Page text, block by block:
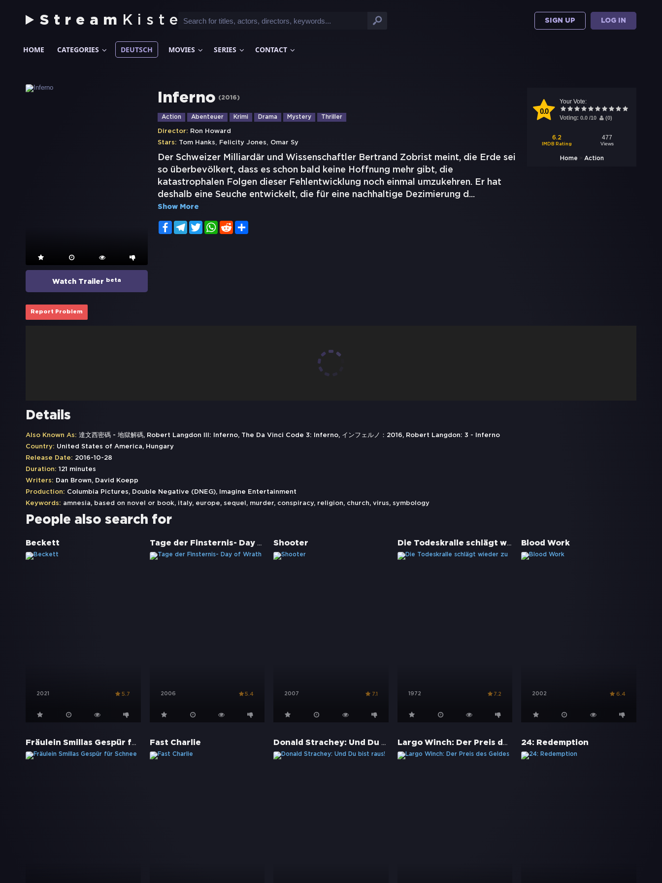
Stream Kiste SIGN UP LOG IN
HOME CATEGORIES DEUTSCH MOVIES SERIES CONTACT
Watch Trailer beta
0.0
Your Vote:
Voting: 0.0 /10 (0)
6.2
IMDB Rating
477
Views
Home > Action
Inferno (2016)
Action Abenteuer Krimi Drama Mystery Thriller
Director: Ron Howard
Stars: Tom Hanks, Felicity Jones, Omar Sy
Der Schweizer Milliardär und Wissenschaftler Bertrand Zobrist meint, die Erde sei
so überbevölkert, dass es schon bald keine Hoffnung mehr gibt, die
katastrophalen Folgen dieser Fehlentwicklung noch einmal umzukehren. Er hat
deshalb eine Seuche entwickelt, die für eine nachhaltige Dezimierung d ...
Show More
FacebookTelegramTwitterWhatsApp
Reddit
Report Problem
Details
Also Known As: 達文西密碼 - 地獄解碼, Robert Langdon III: Inferno, The Da Vinci Code 3: Inferno, インフェルノ：2016, Robert Langdon: 3 - Inferno
Country: United States of America, Hungary
Release Date: 2016-10-28
Duration: 121 minutes
Writers: Dan Brown, David Koepp
Production: Columbia Pictures, Double Negative (DNEG), Imagine Entertainment
Keywords: amnesia, based on novel or book, italy, europe, sequel , murder, conspiracy, religion, church, virus, symbology
People also search for
Beckett
2021 5.7
Tage der Finsternis- Day of Wrath
2006 5.4
Shooter
2007 7.1
Die Todeskralle schlägt wieder zu
1972 7.2
Blood Work
2002 6.4
Fräulein Smillas Gespür für Schnee Fast Charlie Donald Strachey: Und Du bist raus! Largo Winch: Der Preis des Geldes 24: Redemption